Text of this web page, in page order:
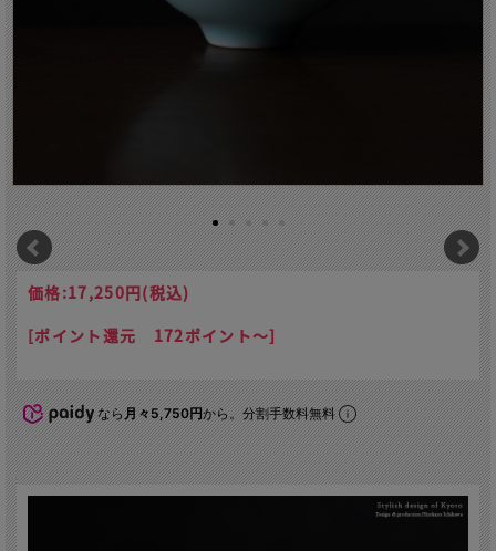
価格:17,250円(税込)
[ポイント還元 172ポイント～]
なら月々5,750円から。分割手数料無料